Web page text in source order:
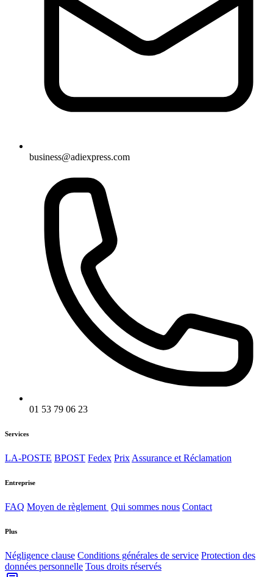
business@adiexpress.com
01 53 79 06 23
Services
LA-POSTE BPOST Fedex Prix Assurance et Réclamation
Entreprise
FAQ Moyen de règlement Qui sommes nous Contact
Plus
Négligence clause Conditions générales de service Protection des
données personnelle Tous droits réservés